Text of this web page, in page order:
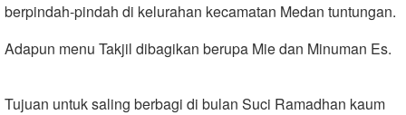
berpindah-pindah di kelurahan kecamatan Medan tuntungan.
Adapun menu Takjil dibagikan berupa Mie dan Minuman Es.
Tujuan untuk saling berbagi di bulan Suci Ramadhan kaum